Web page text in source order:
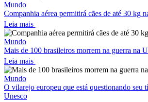
Mundo
Companhia aérea permitirá cães de até 30 kg
Leia mais
Mundo
Mais de 100 brasileiros morrem na guerra na
Leia mais
Mundo
O vilarejo europeu que está questionando seu
Unesco